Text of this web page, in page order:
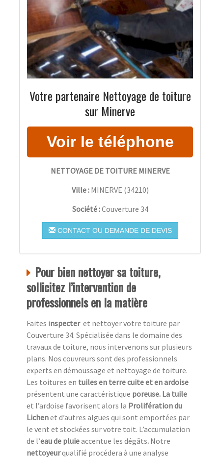
Votre partenaire Nettoyage de toiture
sur Minerve
NETTOYAGE DE TOITURE MINERVE
Ville : MINERVE (34210)
Société :Couverture 34
CONTACT OU DEMANDE DE DEVIS
Pour bien nettoyer sa toiture,
sollicitez l’intervention de
professionnels en la matière
Faites inspecter et nettoyer votre toiture par
Couverture 34. Spécialisée dans le domaine des
travaux de toiture, nous intervenons sur plusieurs
plans. Nos couvreurs sont des professionnels
experts en démoussage et nettoyage de toiture.
Les toitures en tuiles en terre cuite et en ardoise
présentent une caractéristique poreuse. La tuile
et l’ardoise favorisent alors la Prolifération du
Lichenet d’autres algues qui sont emportées par
le vent et stockées sur votre toit. L’accumulation
de l’eau de pluieaccentue les dégâts. Notre
nettoyeurqualifié procédera à une analyse